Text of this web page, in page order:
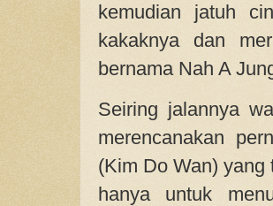
kemudian jatuh
kakaknya dan
bernama Nah A
Seiring jalannya
merencanakan
(Kim Do Wan)
hanya untuk